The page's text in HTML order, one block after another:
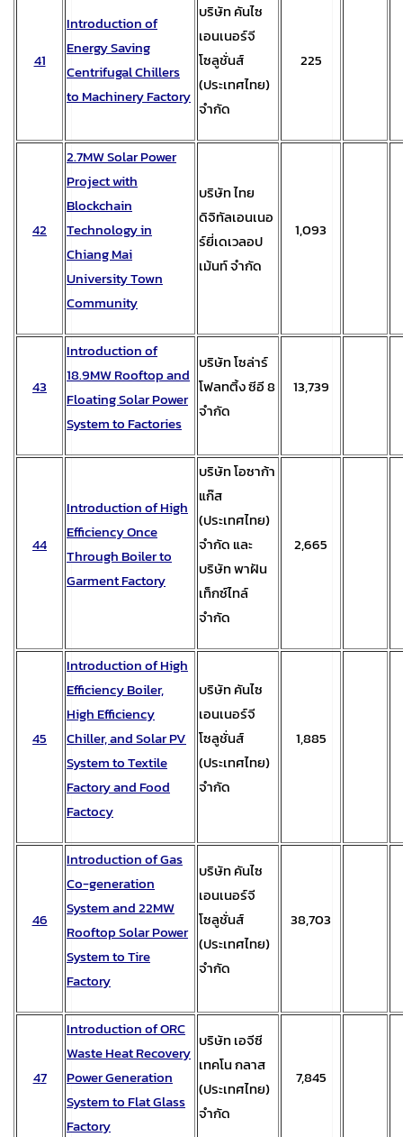
41
Introduction of
Energy Saving
Centrifugal Chillers
to Machinery Factory
บริษัท คันไซ
เอนเนอร์จี
โซลูชั่นส์
(ประเทศไทย)
จำกัด
225
42
2.7MW Solar Power
Project with
Blockchain
Technology in
Chiang Mai
University Town
Community
บริษัท ไทย
ดิจิทัลเอนเนอ
ร์ยี่เดเวลอป
เม้นท์ จำกัด
1,093
43
Introduction of
18.9MW Rooftop and
Floating Solar Power
System to Factories
บริษัท โซล่าร์
โฟลทติ้ง ซีอี 8
จำกัด
13,739
44
Introduction of High
Efficiency Once
Through Boiler to
Garment Factory
บริษัท โอซาก้า
แก๊ส
(ประเทศไทย)
จำกัด และ
บริษัท พาฝัน
เท็กซ์ไทล์
จำกัด
2,665
45
Introduction of High
Efficiency Boiler,
High Efficiency
Chiller, and Solar PV
System to Textile
Factory and Food
Factocy
บริษัท คันไซ
เอนเนอร์จี
โซลูชั่นส์
(ประเทศไทย)
จำกัด
1,885
46
Introduction of Gas
Co-generation
System and 22MW
Rooftop Solar Power
System to Tire
Factory
บริษัท คันไซ
เอนเนอร์จี
โซลูชั่นส์
(ประเทศไทย)
จำกัด
38,703
47
Introduction of ORC
Waste Heat Recovery
Power Generation
System to Flat Glass
Factory
บริษัท เอจีซี
เทคโน กลาส
(ประเทศไทย)
จำกัด
7,845